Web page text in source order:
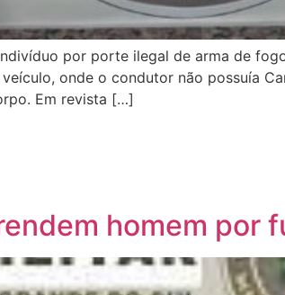
por porte ilegal de arma de
onde o condutor não possuía
Em revista […]
homem por